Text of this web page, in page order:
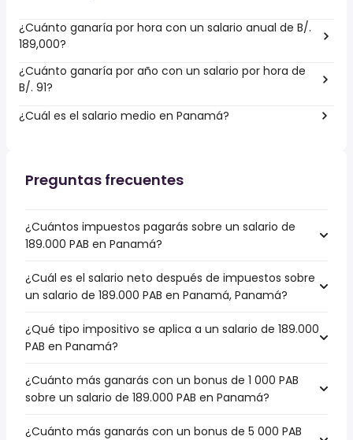
¿Cuánto ganaría por hora con un salario anual de B/.
189,000?
¿Cuánto ganaría por año con un salario por hora de
B/. 91?
¿Cuál es el salario medio en Panamá?
Preguntas frecuentes
¿Cuántos impuestos pagarás sobre un salario de
189.000 PAB en Panamá?
¿Cuál es el salario neto después de impuestos sobre
un salario de 189.000 PAB en Panamá, Panamá?
¿Qué tipo impositivo se aplica a un salario de 189.000
PAB en Panamá?
¿Cuánto más ganarás con un bonus de 1 000 PAB
sobre un salario de 189.000 PAB en Panamá?
¿Cuánto más ganarás con un bonus de 5 000 PAB